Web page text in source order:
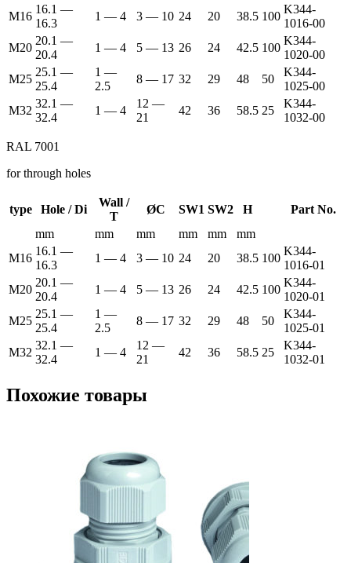
M16
16.1 —
16.3
1 — 4 3 — 10 24 20 38.5 100
K344-
1016-00
M20
20.1 —
20.4
1 — 4 5 — 13 26 24 42.5 100
K344-
1020-00
M25
25.1 —
25.4
1 —
2.5
8 — 17 32 29 48 50
K344-
1025-00
M32
32.1 —
32.4
1 — 4
12 —
21
42 36 58.5 25
K344-
1032-00
RAL 7001
for through holes
type Hole / Di
Wall /
T
ØC SW1 SW2 H
Part No.
mm
mm mm mm mm
mm
M16
16.1 —
16.3
1 — 4 3 — 10 24 20 38.5 100
K344-
1016-01
M20
20.1 —
20.4
1 — 4 5 — 13 26 24 42.5 100
K344-
1020-01
M25
25.1 —
25.4
1 —
2.5
8 — 17 32 29 48 50
K344-
1025-01
M32
32.1 —
32.4
1 — 4
12 —
21
42 36 58.5 25
K344-
1032-01
Похожие товары